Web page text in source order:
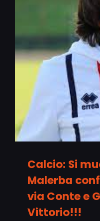
Calcio: Si
Malerba
via Conte e
Vittorio!!!